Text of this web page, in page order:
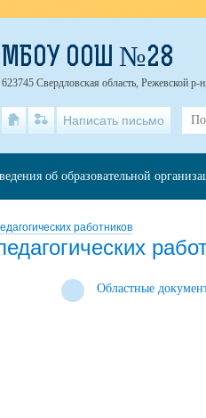
работников
Областные
МБОУ ООШ №28
623745 Свердловская область, Режевской
Написать письмо
об образовательной